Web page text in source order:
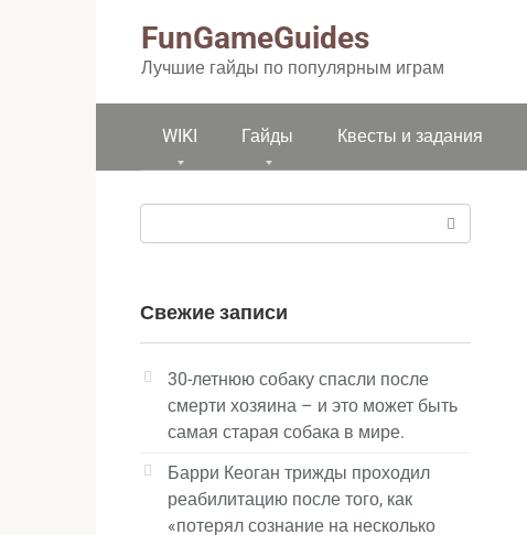
FunGameGuides
Лучшие гайды по популярным играм
WIKI Гайды Квесты и задания
Свежие записи
30-летнюю собаку спасли после
смерти хозяина – и это может быть
самая старая собака в мире.
Барри Кеоган трижды проходил
реабилитацию после того, как
«потерял сознание на несколько